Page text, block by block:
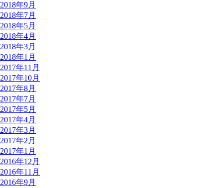
2018年9月
2018年7月
2018年5月
2018年4月
2018年3月
2018年1月
2017年11月
2017年10月
2017年8月
2017年7月
2017年5月
2017年4月
2017年3月
2017年2月
2017年1月
2016年12月
2016年11月
2016年9月